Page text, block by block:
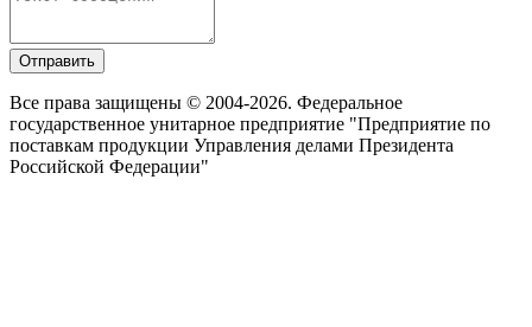
Отправить
Все права защищены © 2004-2026. Федеральное
государственное унитарное предприятие "Предприятие по
поставкам продукции Управления делами Президента
Российской Федерации"